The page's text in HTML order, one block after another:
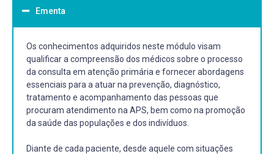
Ementa
Os conhecimentos adquiridos neste módulo visam
qualificar a compreensão dos médicos sobre o processo
da consulta em atenção primária e fornecer abordagens
essenciais para a atuar na prevenção, diagnóstico,
tratamento e acompanhamento das pessoas que
procuram atendimento na APS, bem como na promoção
da saúde das populações e dos indivíduos.
Diante de cada paciente, desde aquele com situações